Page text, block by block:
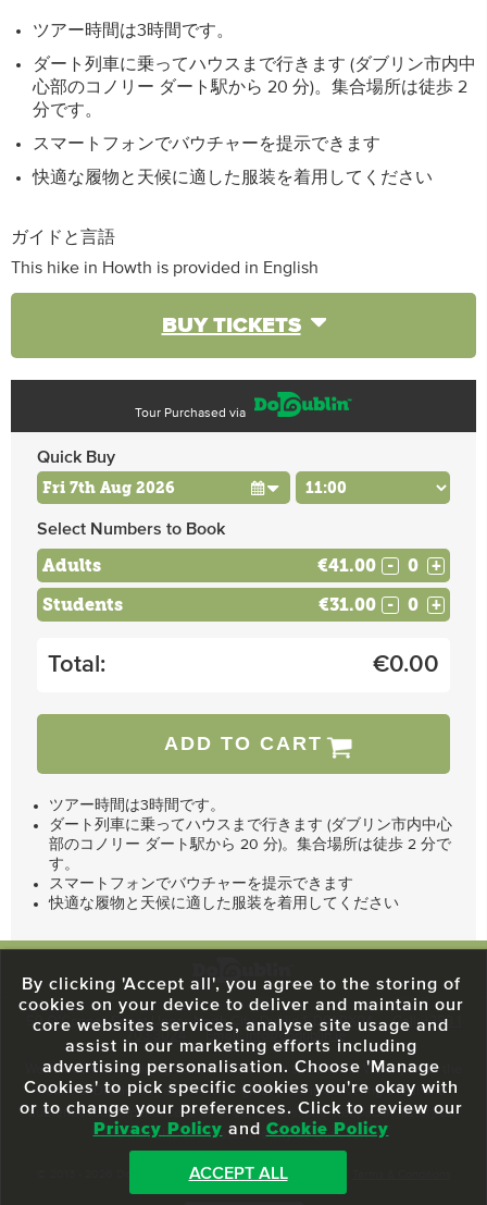
ツアー時間は3時間です。
ダート列車に乗ってハウスまで行きます (ダブリン市内中
心部のコノリー ダート駅から 20 分)。集合場所は徒歩 2
分です。
スマートフォンでバウチャーを提示できます
快適な履物と天候に適した服装を着用してください
ガイドと言語
This hike in Howth is provided in English
BUY TICKETS
Tour Purchased via
Quick Buy
Select Numbers to Book
Adults €41.00 - +
Students €31.00 - +
Total: €0.00
ADD TO CART
ツアー時間は3時間です。
ダート列車に乗ってハウスまで行きます (ダブリン市内中心
部のコノリー ダート駅から 20 分)。集合場所は徒歩 2 分で
す。
スマートフォンでバウチャーを提示できます
快適な履物と天候に適した服装を着用してください
59 O'Connell Street Upper, North City, Dublin 1, D01 RX04 Call:+353 1
703 3024
Email: info@dodublin.ie
We've been entertaining visitors to our town since 1988. We're part of the
fabric of Dublin City and we take great pride in delivering a real and
authentic tour experience to all of our visitors, one steeped in history but
one that also celebrates the city as she evolves.
© 2013 - 2026 DoDublin. All Rights Reserved.
By clicking 'Accept all', you agree to the storing of
cookies on your device to deliver and maintain our
core websites services, analyse site usage and
assist in our marketing efforts including
advertising personalisation. Choose 'Manage
Cookies' to pick specific cookies you're okay with
or to change your preferences. Click to review our
Privacy Policy and Cookie Policy
ACCEPT ALL